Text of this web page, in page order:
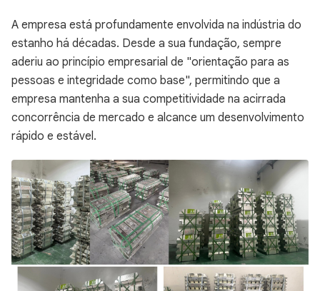
A empresa está profundamente envolvida na indústria do
estanho há décadas. Desde a sua fundação, sempre
aderiu ao princípio empresarial de "orientação para as
pessoas e integridade como base", permitindo que a
empresa mantenha a sua competitividade na acirrada
concorrência de mercado e alcance um desenvolvimento
rápido e estável.